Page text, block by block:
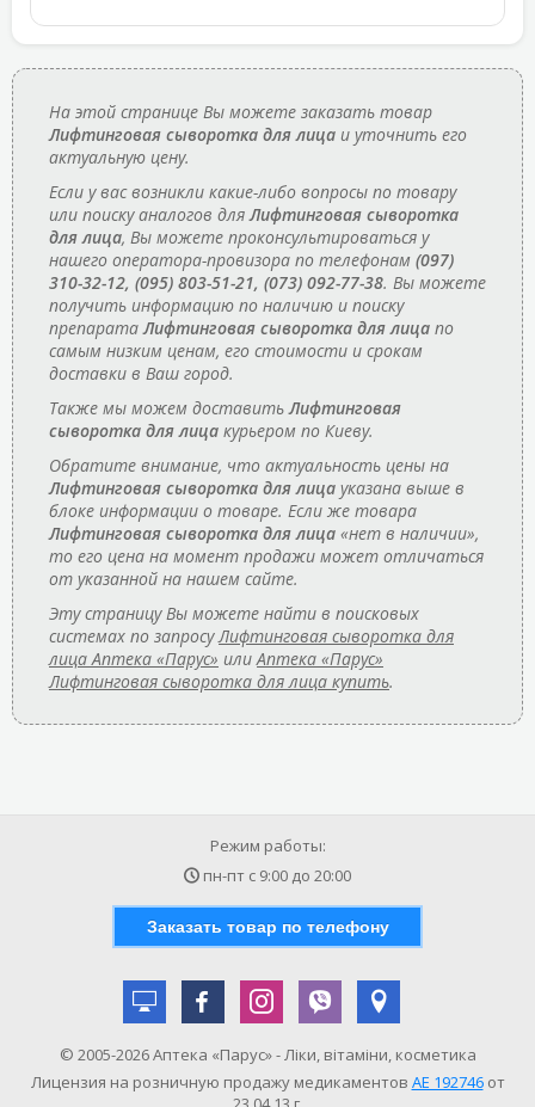
На этой странице Вы можете заказать товар
Лифтинговая сыворотка для лица и уточнить его
актуальную цену.
Если у вас возникли какие-либо вопросы по товару
или поиску аналогов дляЛифтинговая сыворотка
для лица, Вы можете проконсультироваться у
нашего оператора-провизора по телефонам (097)
310-32-12, (095) 803-51-21, (073) 092-77-38. Вы можете
получить информацию по наличию и поиску
препаратаЛифтинговая сыворотка для лица по
самым низким ценам, его стоимости и срокам
доставки в Ваш город.
Также мы можем доставитьЛифтинговая
сыворотка для лица курьером по Киеву.
Обратите внимание, что актуальность цены на
Лифтинговая сыворотка для лица указана выше в
блоке информации о товаре. Если же товара
Лифтинговая сыворотка для лица «нет в наличии»,
то его цена на момент продажи может отличаться
от указанной на нашем сайте.
Эту страницу Вы можете найти в поисковых
системах по запросуЛифтинговая сыворотка для
лица Аптека «Парус» илиАптека «Парус»
Лифтинговая сыворотка для лица купить.
Режим работы:
пн-пт с 9:00 до 20:00
Заказать товар по телефону
© 2005-2026 Аптека «Парус» - Ліки, вітаміни, косметика
Лицензия на розничную продажу медикаментов АE 192746от